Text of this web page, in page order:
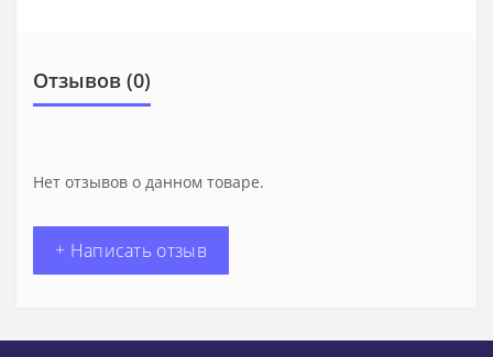
Отзывов (0)
Нет отзывов о данном товаре.
+ Написать отзыв